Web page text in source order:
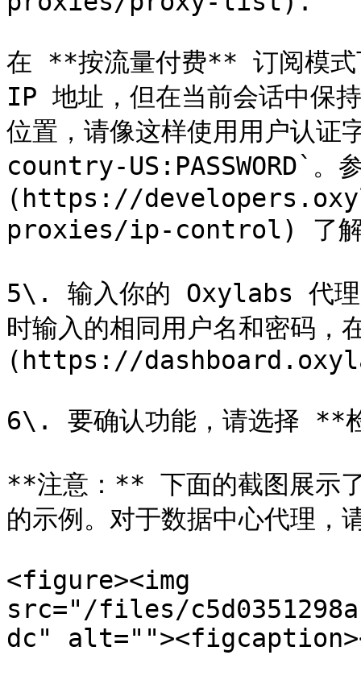
在 **按流量付费** 订阅模
IP 地址，但在当前会话中保
位置，请像这样使用用户认
country-US:PASSWORD`。
(https://
proxies/ip-control) 了解
5\. 输入你的 Oxylabs 代理
时输入的相同用户名和密码
(https://
6\. 要确认功能，请选择 **
**注意：** 下面的截图展
的示例。对于数据中心代理，
<figure><img
src="/files/
dc"